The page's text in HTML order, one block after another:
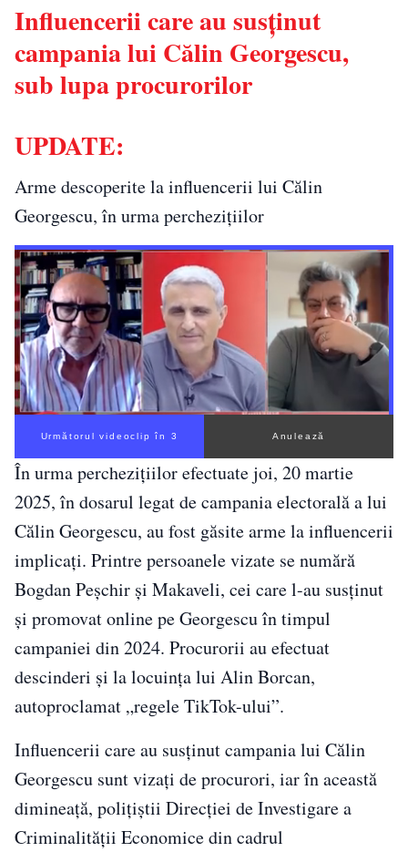
Influencerii care au susținut
campania lui Călin Georgescu,
sub lupa procurorilor
UPDATE:
Arme descoperite la influencerii lui Călin
Georgescu, în urma perchezițiilor
Următorul videoclip în 2 Anulează
În urma perchezițiilor efectuate joi, 20 martie
2025, în dosarul legat de campania electorală a lui
Călin Georgescu, au fost găsite arme la influencerii
implicați. Printre persoanele vizate se numără
Bogdan Peșchir și Makaveli, cei care l-au susținut
și promovat online pe Georgescu în timpul
campaniei din 2024. Procurorii au efectuat
descinderi și la locuința lui Alin Borcan,
autoproclamat „regele TikTok-ului”.
Influencerii care au susținut campania lui Călin
Georgescu sunt vizați de procurori, iar în această
dimineață, polițiștii Direcției de Investigare a
Criminalității Economice din cadrul